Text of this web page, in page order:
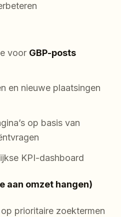
voor GBP-posts
en nieuwe plaatsingen
op basis van
KPI-dashboard
aan omzet hangen)
prioritaire zoektermen